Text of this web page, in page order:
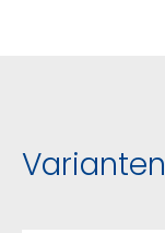
Varianten